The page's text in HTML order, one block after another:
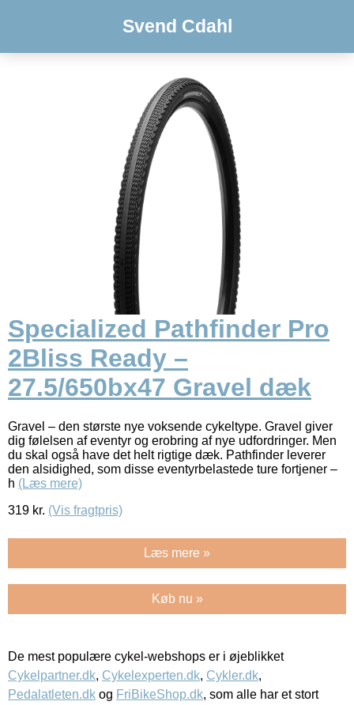
Svend Cdahl
Specialized Pathfinder Pro
2Bliss Ready –
27.5/650bx47 Gravel dæk
Gravel – den største nye voksende cykeltype. Gravel giver
dig følelsen af ​​eventyr og erobring af nye udfordringer. Men
du skal også have det helt rigtige dæk. Pathfinder leverer
den alsidighed, som disse eventyrbelastede ture fortjener –
h (Læs mere)
319 kr. (Vis fragtpris)
Læs mere »
Køb nu »
De mest populære cykel-webshops er i øjeblikket
Cykelpartner.dk, Cykelexperten.dk, Cykler.dk,
Pedalatleten.dk og FriBikeShop.dk, som alle har et stort